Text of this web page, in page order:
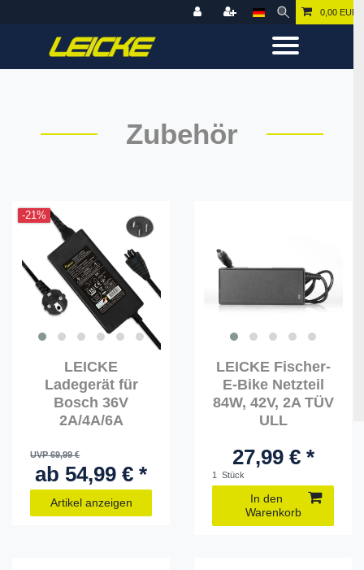
0,00 EUR
Zubehör
-21%
LEICKE
Ladegerät für
Bosch 36V
2A/4A/6A
UVP 69,99 €
ab 54,99 € *
Artikel anzeigen
LEICKE Fischer-
E-Bike Netzteil
84W, 42V, 2A TÜV
ULL
27,99 € *
1 Stück
In den
Warenkorb